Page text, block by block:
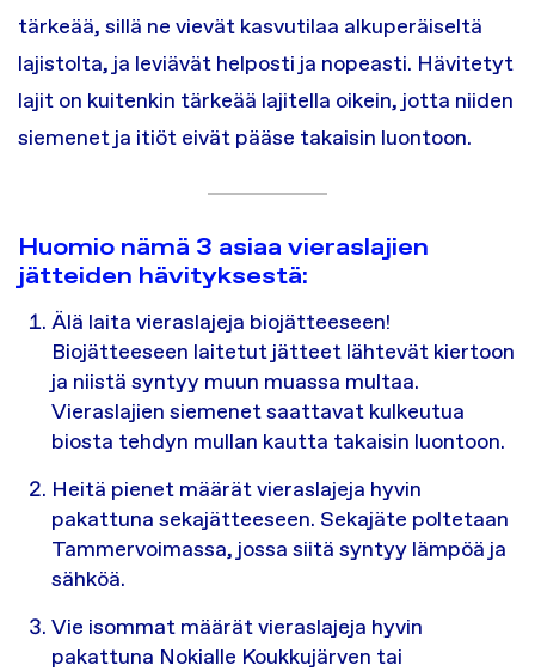
tärkeää, sillä ne vievät kasvutilaa alkuperäiseltä
lajistolta, ja leviävät helposti ja nopeasti. Hävitetyt
lajit on kuitenkin tärkeää lajitella oikein, jotta niiden
siemenet ja itiöt eivät pääse takaisin luontoon.
Huomio nämä 3 asiaa vieraslajien
jätteiden hävityksestä:
Älä laita vieraslajeja biojätteeseen!
Biojätteeseen laitetut jätteet lähtevät kiertoon
ja niistä syntyy muun muassa multaa.
Vieraslajien siemenet saattavat kulkeutua
biosta tehdyn mullan kautta takaisin luontoon.
Heitä pienet määrät vieraslajeja hyvin
pakattuna sekajätteeseen. Sekajäte poltetaan
Tammervoimassa, jossa siitä syntyy lämpöä ja
sähköä.
Vie isommat määrät vieraslajeja hyvin
pakattuna Nokialle Koukkujärven tai